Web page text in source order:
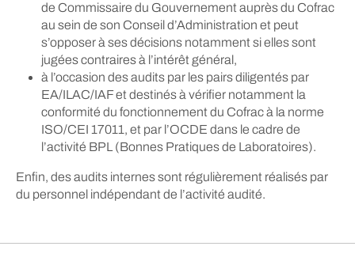
de Commissaire du Gouvernement auprès du Cofrac
au sein de son Conseil d’Administration et peut
s’opposer à ses décisions notamment si elles sont
jugées contraires à l’intérêt général,
à l’occasion des audits par les pairs diligentés par
EA/ILAC/IAF et destinés à vérifier notamment la
conformité du fonctionnement du Cofrac à la norme
ISO/CEI 17011, et par l’OCDE dans le cadre de
l’activité BPL (Bonnes Pratiques de Laboratoires).
Enfin, des audits internes sont régulièrement réalisés par
du personnel indépendant de l’activité audité.